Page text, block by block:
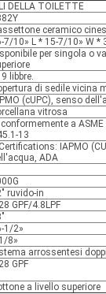
DELLA TOILETTE
ceramico
7/10» L * 15-7/10» W *
per singola o
libbre.
di sedile vicina
(cUPC), senso
vitrosa
conformemente a
13
IAPMO
ADA
ruvido-in
GPF/4.8LPF
1/2»
8»
arrossentesi
GPF
a livello superiore